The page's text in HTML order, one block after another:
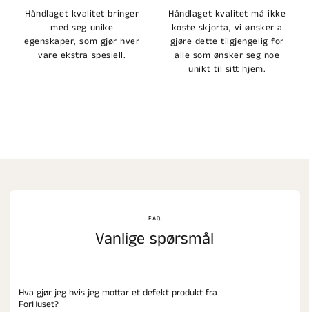
Håndlaget kvalitet bringer
med seg unike
egenskaper, som gjør hver
vare ekstra spesiell.
Håndlaget kvalitet må ikke
koste skjorta, vi ønsker a
gjøre dette tilgjengelig for
alle som ønsker seg noe
unikt til sitt hjem.
FAQ
Vanlige spørsmål
Hva gjør jeg hvis jeg mottar et defekt produkt fra
ForHuset?